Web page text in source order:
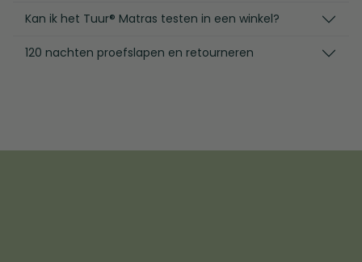
Kan ik het Tuur® Matras testen in een winkel?
120 nachten proefslapen en retourneren